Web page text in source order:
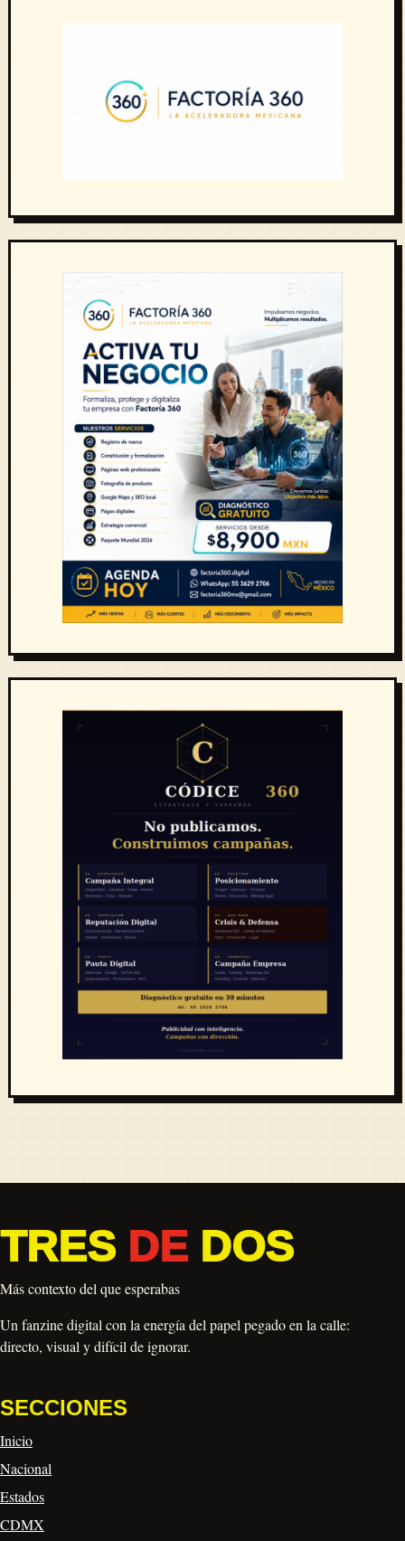
TRES DEDOS
Más contexto del que esperabas
Un fanzine digital con la energía del papel pegado en la calle:
directo, visual y difícil de ignorar.
SECCIONES
Inicio
Nacional
Estados
CDMX